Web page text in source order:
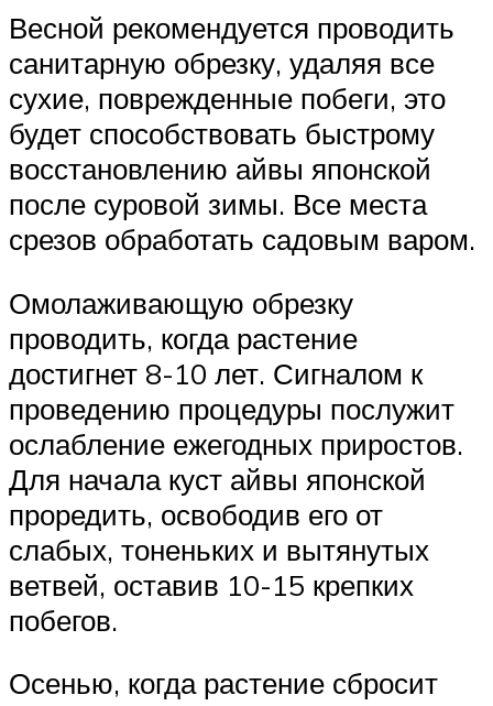
Весной рекомендуется проводить
санитарную обрезку, удаляя все
сухие, поврежденные побеги, это
будет способствовать быстрому
восстановлению айвы японской
после суровой зимы. Все места
срезов обработать садовым варом.
Омолаживающую обрезку
проводить, когда растение
достигнет 8-10 лет. Сигналом к
проведению процедуры послужит
ослабление ежегодных приростов.
Для начала куст айвы японской
проредить, освободив его от
слабых, тоненьких и вытянутых
ветвей, оставив 10-15 крепких
побегов.
Осенью, когда растение сбросит